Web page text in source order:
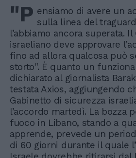
"P ensiamo di avere un
sulla linea del
l’abbiamo ancora superata.
israeliano deve approvare
fino ad allora qualcosa può
storto". È quanto un
dichiarato al giornalista
testata Axios, aggiungendo
Gabinetto di sicurezza
l’accordo martedì. La bozza
fuoco in Libano, stando a
apprende, prevede un
di 60 giorni durante il quale